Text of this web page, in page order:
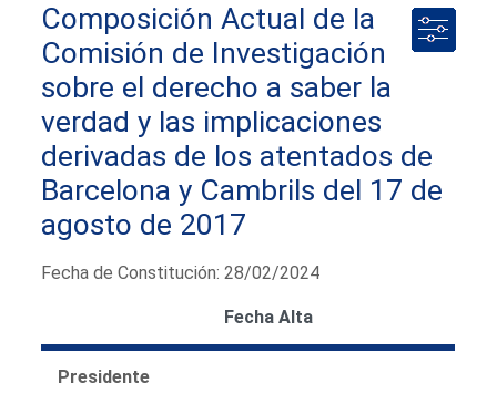
Composición Actual de la
Comisión de Investigación
sobre el derecho a saber la
verdad y las implicaciones
derivadas de los atentados de
Barcelona y Cambrils del 17 de
agosto de 2017
Fecha de Constitución: 28/02/2024
Fecha Alta
Presidente